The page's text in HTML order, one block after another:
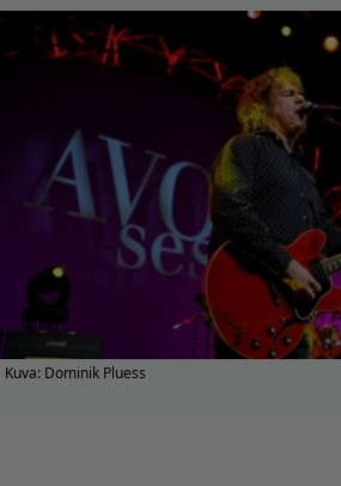
Kuva: Dominik Pluess